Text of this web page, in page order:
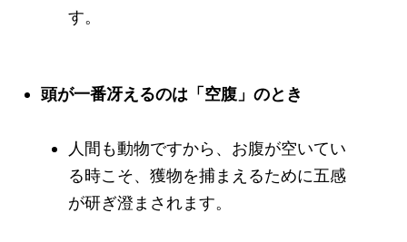
す。
頭が一番冴えるのは「空腹」のとき
人間も動物ですから、お腹が空いてい
る時こそ、獲物を捕まえるために五感
が研ぎ澄まされます。